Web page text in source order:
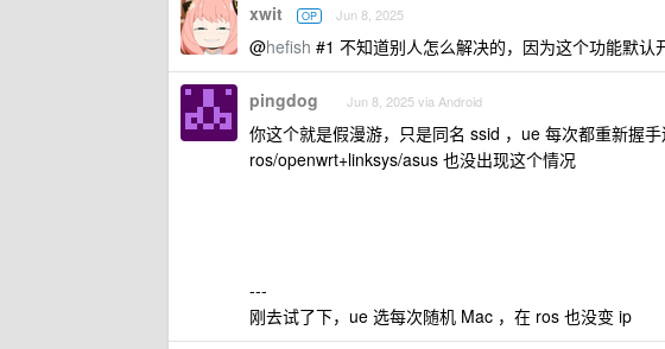
xwit OP Jun 8, 2025
@hefish #1 不知道别人怎么解决的，因为这个功能默
pingdog Jun 8, 2025 via Android
你这个就是假漫游，只是同名 ssid ，ue 每次都重新握
ros/openwrt+linksys/asus 也没出现这个情况
---
刚去试了下，ue 选每次随机 Mac ，在 ros 也没变 ip